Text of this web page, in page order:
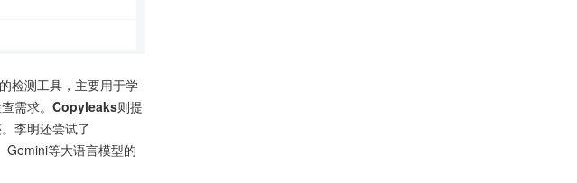
检测工具，主要用于学
需求。 Copyleaks则提
李明还尝试了
Gemini等大语言模型的